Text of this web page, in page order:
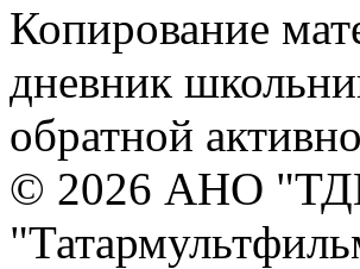
Копирование
дневник
обратной
© 2026 АНО